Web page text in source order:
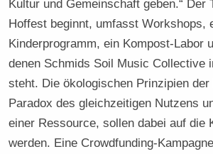
Kultur und Gemeinschaft geben.“ Der
Hoffest beginnt, umfasst Workshops,
Kinderprogramm, ein Kompost-Labor
denen Schmids Soil Music Collective
steht. Die ökologischen Prinzipien der
Paradox des gleichzeitigen Nutzens
einer Ressource, sollen dabei auf die
werden. Eine Crowdfunding-